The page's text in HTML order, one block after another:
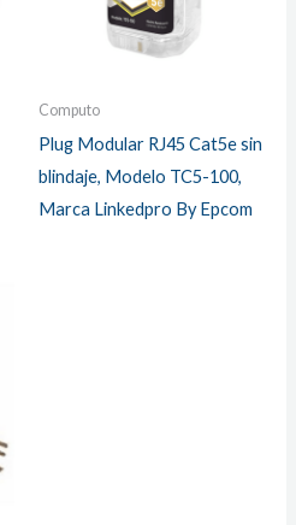
Computo
Plug Modular RJ45 Cat5e sin
blindaje, Modelo TC5-100,
Marca Linkedpro By Epcom